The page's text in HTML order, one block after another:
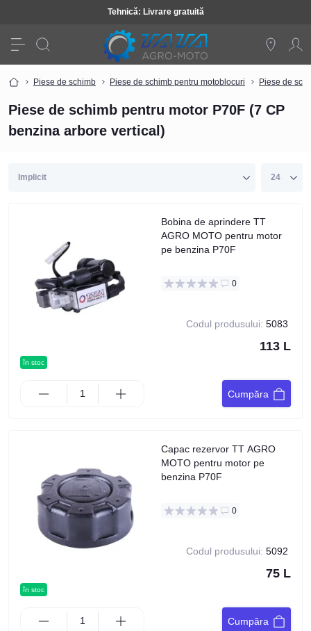
Tehnică: Livrare gratuită
Piese de schimb Piese de schimb pentru motoblocuri Piese de
Piese de schimb pentru motor P70F (7 CP
benzina arbore vertical)
în stoc
Bobina de aprindere TT
AGRO MOTO pentru motor
pe benzina P70F
0
Codul produsului: 5083
113 L
Cumpăra
în stoc
Capac rezervor TT AGRO
MOTO pentru motor pe
benzina P70F
0
Codul produsului: 5092
75 L
Cumpăra